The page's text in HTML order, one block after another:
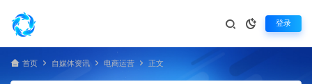
登录
首页 自媒体资讯 电商运营 正文